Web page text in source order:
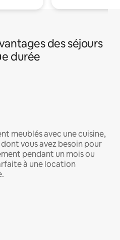
des séjours
durée
meublés avec une cuisine,
vous avez besoin pour
pendant un mois ou
à une location